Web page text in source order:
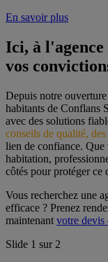
En savoir plus
Ici, à
vos
Depuis notre
habitants de Conflans
avec des solutions
conseils de qualité,
lien de confiance. Que
habitation,
côtés pour protéger ce
Vous recherchez une
efficace ? Prenez
maintenant votre devis
Slide 1 sur 2